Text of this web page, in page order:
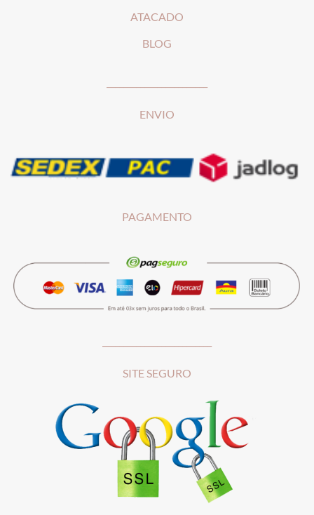
ATACADO
BLOG
ENVIO
PAGAMENTO
SITE SEGURO